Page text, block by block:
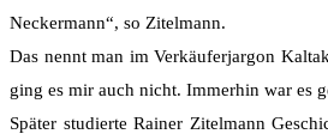
Neckermann“, so Zitelmann.
Das nennt man im Verkäuferjargon
ging es mir auch nicht. Immerhin war es
Später studierte Rainer Zitelmann